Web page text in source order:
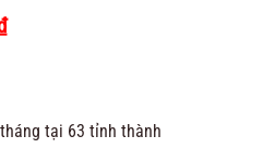
Giá
tại 63 tỉnh thành